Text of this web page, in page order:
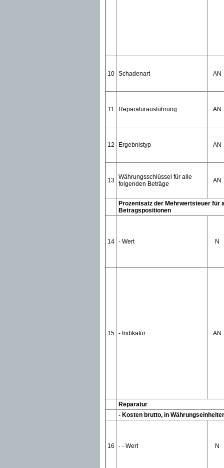
10 Schadenart AN
11 Reparaturausführung AN
12 Ergebnistyp AN
13 Währungsschlüssel für alle
folgenden Beträge
AN
Prozentsatz der Mehrwertsteuer für
Betragspositionen
14 - Wert N
15 - Indikator AN
Reparatur
- Kosten brutto, in
16 - - Wert N